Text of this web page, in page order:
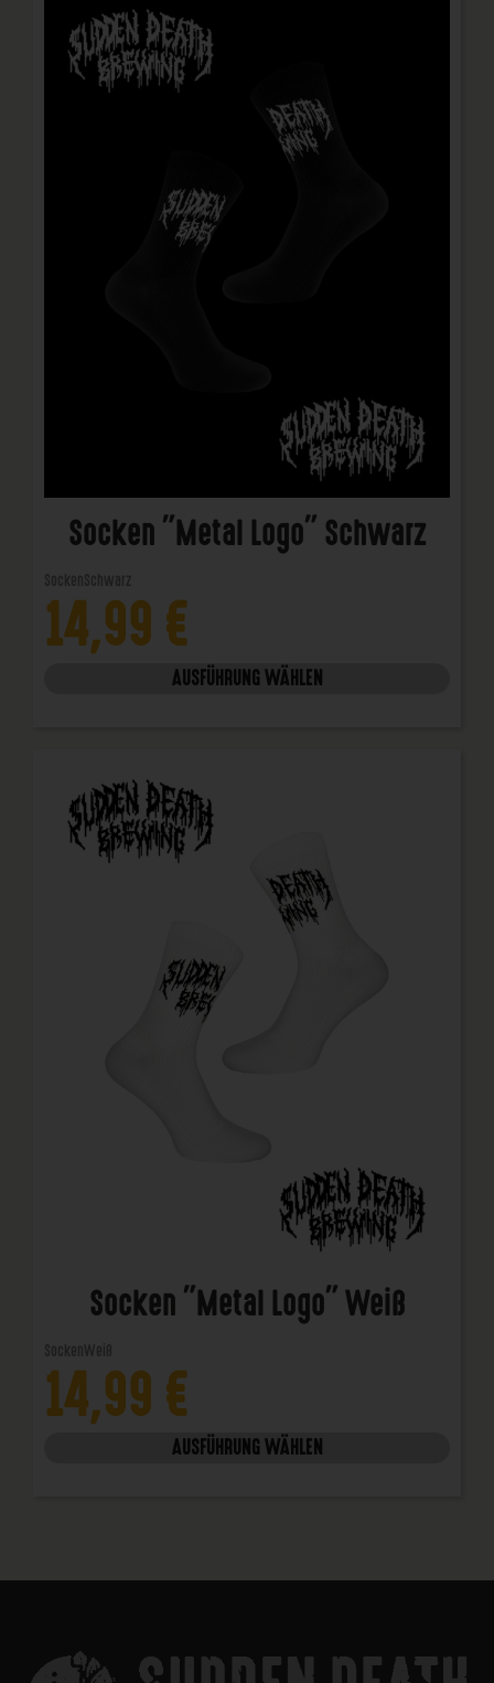
Socken "Metal Logo" Schwarz
14,99 €
AUSFÜHRUNG WÄHLEN
Socken "Metal Logo" Weiß
14,99 €
AUSFÜHRUNG WÄHLEN